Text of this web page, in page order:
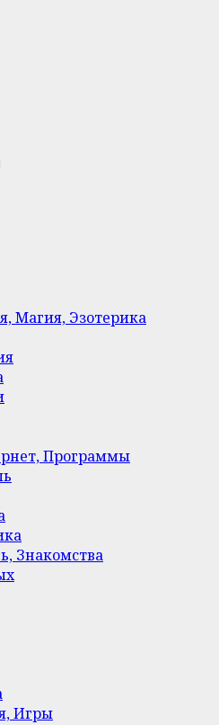
Магия, Эзотерика
Программы
Знакомства
Игры